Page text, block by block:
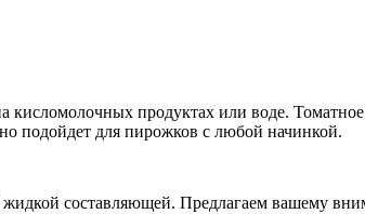
продуктах или воде.
подойдет для пирожков с любой начинкой.
составляющей. Предлагаем вашему